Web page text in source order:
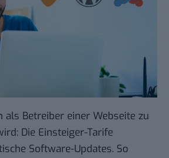
als Betreiber einer Webseite zu
Die Einsteiger-Tarife
Software-Updates. So